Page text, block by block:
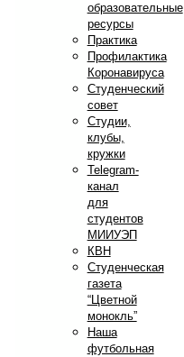
образовательные
ресурсы
Практика
Профилактика
Коронавируса
Студенческий
совет
Студии,
клубы,
кружки
Telegram-
канал
для
студентов
МИИУЭП
КВН
Студенческая
газета
“Цветной
монокль”
Наша
футбольная